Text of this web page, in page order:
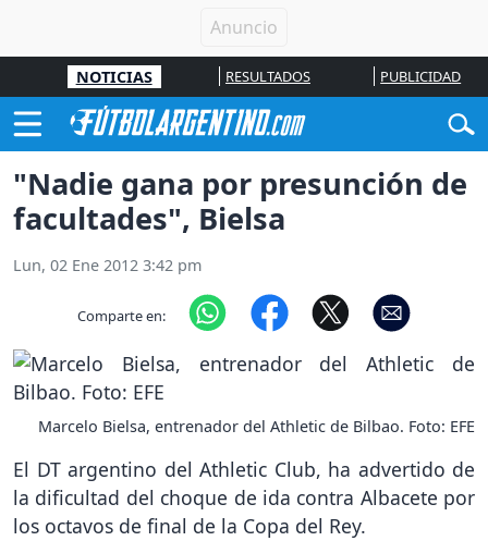
NOTICIAS RESULTADOS PUBLICIDAD
"Nadie gana por presunción de
facultades", Bielsa
Lun, 02 Ene 2012 3:42 pm
Comparte en:
Marcelo Bielsa, entrenador del Athletic de Bilbao. Foto: EFE
El DT argentino del Athletic Club, ha advertido de
la dificultad del choque de ida contra Albacete por
los octavos de final de la Copa del Rey.